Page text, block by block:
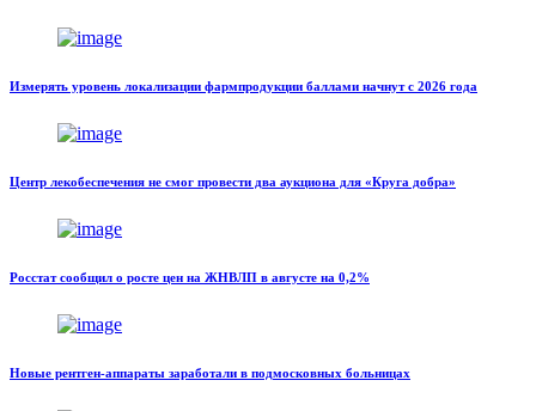
Измерять уровень локализации фармпродукции баллами начнут с 2026 года
Центр лекобеспечения не смог провести два аукциона для «Круга добра»
Росстат сообщил о росте цен на ЖНВЛП в августе на 0,2%
Новые рентген-аппараты заработали в подмосковных больницах